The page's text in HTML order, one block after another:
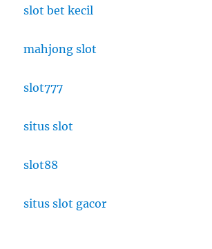
slot bet kecil
mahjong slot
slot777
situs slot
slot88
situs slot gacor